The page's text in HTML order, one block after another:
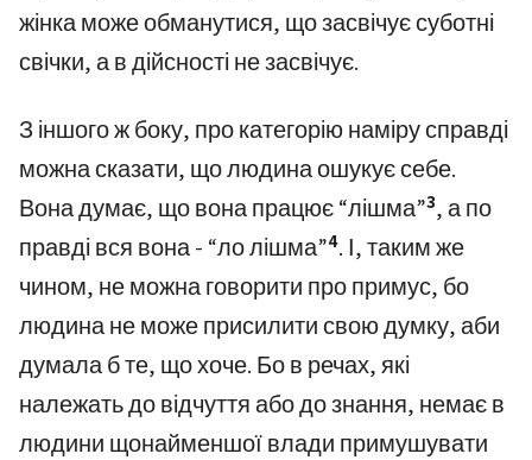
жінка може обманутися, що засвічує суботні
свічки, а в дійсності не засвічує.
З іншого ж боку, про категорію наміру справді
можна сказати, що людина ошукує себе.
Вона думає, що вона працює “лішма”3, а по
правді вся вона - “ло лішма”4. І, таким же
чином, не можна говорити про примус, бо
людина не може присилити свою думку, аби
думала б те, що хоче. Бо в речах, які
належать до відчуття або до знання, немає в
людини щонайменшої влади примушувати